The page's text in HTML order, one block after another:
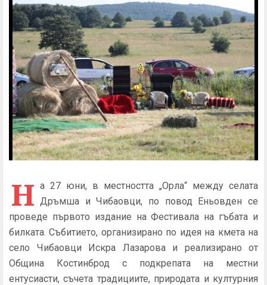
Н а 27 юни, в местността „Орла“ между селата
Дръмша и Чибаовци, по повод Еньовден се
проведе първото издание на Фестивала на гъбата и
билката. Събитието, организирано по идея на кмета на
село Чибаовци Искра Лазарова и реализирано от
Община Костинброд с подкрепата на местни
ентусиасти, съчета традициите, природата и културния